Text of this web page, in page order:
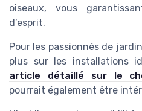
oiseaux, vous
d’esprit.
Pour les passionnés de
plus sur les installations
article détaillé sur le
pourrait également être